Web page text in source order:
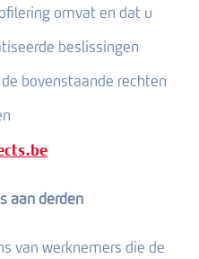
omvat en dat u
beslissingen
bovenstaande rechten
aan derden
van werknemers die de